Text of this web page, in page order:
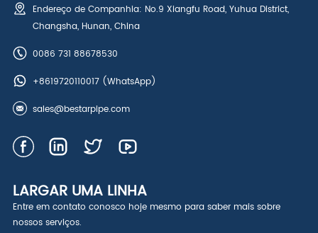
Endereço de Companhia: No.9 Xiangfu Road, Yuhua District,
Changsha, Hunan, China
0086 731 88678530
+8619720110017(WhatsApp)
sales@bestarpipe.com
LARGAR UMA LINHA
Entre em contato conosco hoje mesmo para saber mais sobre
nossos serviços.